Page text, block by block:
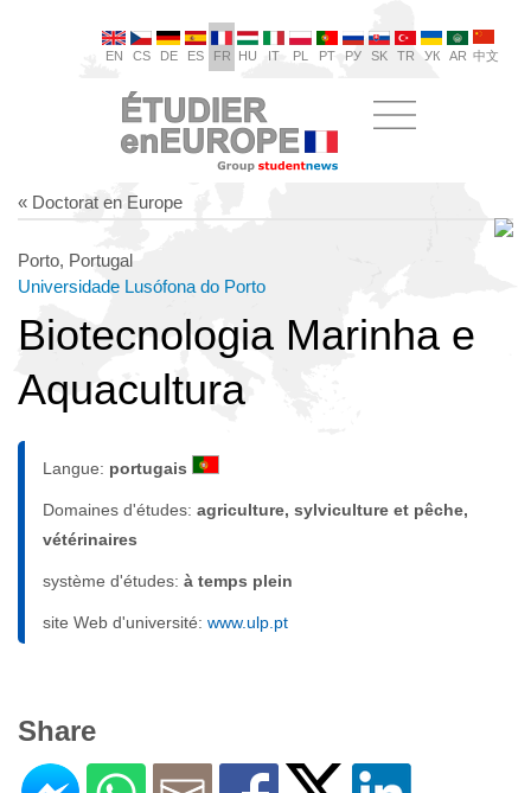
EN CS DE ES FR HU IT PL PT РУ SK TR УК AR 中文
« Doctorat en Europe
Porto, Portugal
Universidade Lusófona do Porto
Biotecnologia Marinha e
Aquacultura
Langue: portugais
Domaines d'études: agriculture, sylviculture et pêche,
vétérinaires
système d'études: à temps plein
site Web d'université: www.ulp.pt
Share